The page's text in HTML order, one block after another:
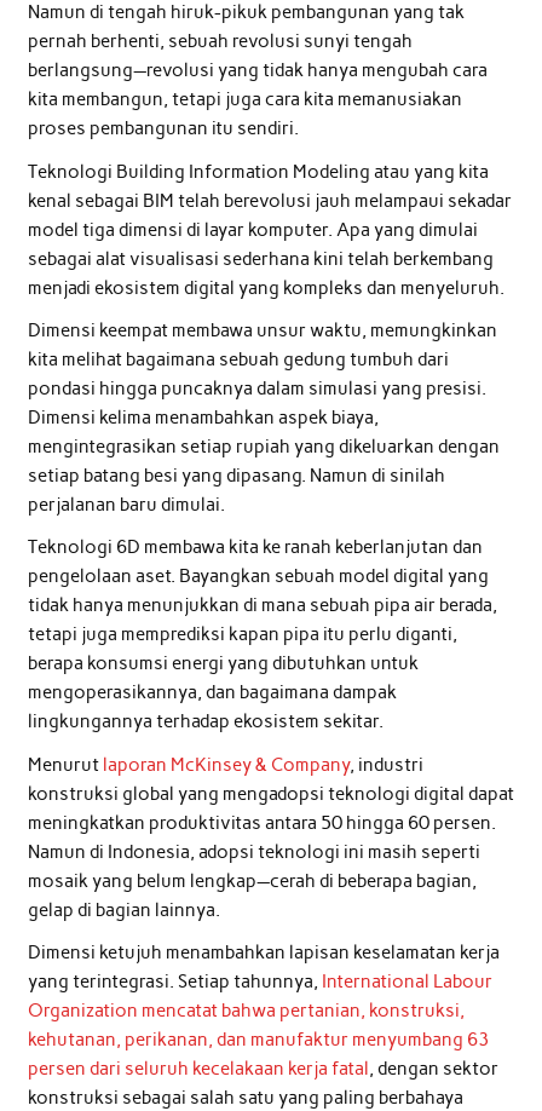
Namun di tengah hiruk-pikuk pembangunan yang tak
pernah berhenti, sebuah revolusi sunyi tengah
berlangsung—revolusi yang tidak hanya mengubah cara
kita membangun, tetapi juga cara kita memanusiakan
proses pembangunan itu sendiri.
Teknologi Building Information Modeling atau yang kita
kenal sebagai BIM telah berevolusi jauh melampaui sekadar
model tiga dimensi di layar komputer. Apa yang dimulai
sebagai alat visualisasi sederhana kini telah berkembang
menjadi ekosistem digital yang kompleks dan menyeluruh.
Dimensi keempat membawa unsur waktu, memungkinkan
kita melihat bagaimana sebuah gedung tumbuh dari
pondasi hingga puncaknya dalam simulasi yang presisi.
Dimensi kelima menambahkan aspek biaya,
mengintegrasikan setiap rupiah yang dikeluarkan dengan
setiap batang besi yang dipasang. Namun di sinilah
perjalanan baru dimulai.
Teknologi 6D membawa kita ke ranah keberlanjutan dan
pengelolaan aset. Bayangkan sebuah model digital yang
tidak hanya menunjukkan di mana sebuah pipa air berada,
tetapi juga memprediksi kapan pipa itu perlu diganti,
berapa konsumsi energi yang dibutuhkan untuk
mengoperasikannya, dan bagaimana dampak
lingkungannya terhadap ekosistem sekitar.
Menurut laporan McKinsey & Company, industri
konstruksi global yang mengadopsi teknologi digital dapat
meningkatkan produktivitas antara 50 hingga 60 persen.
Namun di Indonesia, adopsi teknologi ini masih seperti
mosaik yang belum lengkap—cerah di beberapa bagian,
gelap di bagian lainnya.
Dimensi ketujuh menambahkan lapisan keselamatan kerja
yang terintegrasi. Setiap tahunnya, International Labour
Organization mencatat bahwa pertanian, konstruksi,
kehutanan, perikanan, dan manufaktur menyumbang 63
persen dari seluruh kecelakaan kerja fatal, dengan sektor
konstruksi sebagai salah satu yang paling berbahaya